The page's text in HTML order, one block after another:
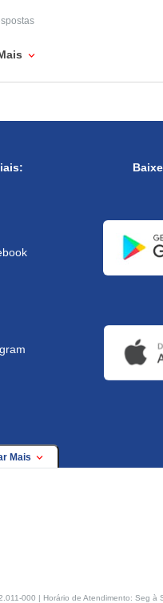
Mais
000 | Horário de Atendimento: